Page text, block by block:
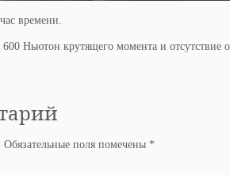
времени.
Ньютон крутящего момента и отсутствие
Обязательные поля помечены *